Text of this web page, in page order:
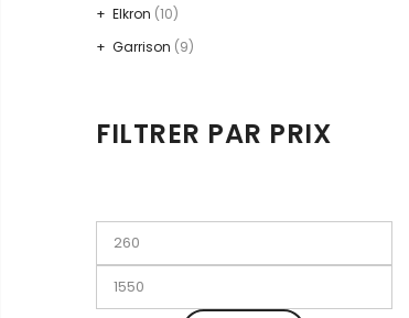
Elkron (10)
Garrison (9)
FILTRER PAR PRIX